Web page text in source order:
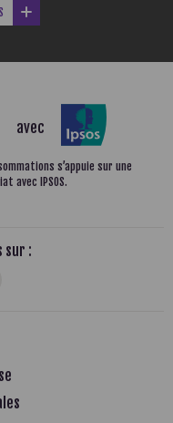
avec
s’appuie sur une
avec IPSOS.
sur :